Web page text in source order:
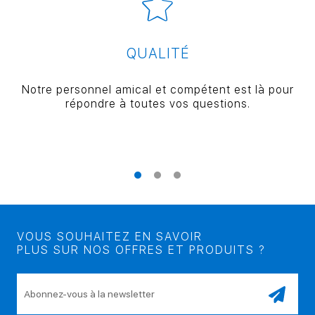
QUALITÉ
Notre personnel amical et compétent est là pour
répondre à toutes vos questions.
VOUS SOUHAITEZ EN SAVOIR
PLUS SUR NOS OFFRES ET PRODUITS ?